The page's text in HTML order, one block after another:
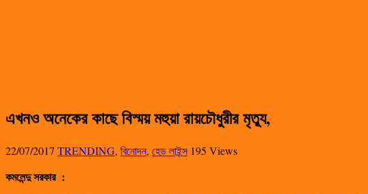
এখনও অনেকের কাছে বিস্ময় মহুয়া রায়চৌধুরীর মৃত্যু,
22/07/2017 TRENDING, বিনোদন, হেড লাইন্স 195 Views
কমলেন্দু সরকার :